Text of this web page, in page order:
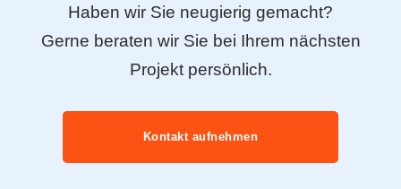
Haben wir Sie neugierig gemacht?
Gerne beraten wir Sie bei Ihrem nächsten
Projekt persönlich.
Kontakt aufnehmen